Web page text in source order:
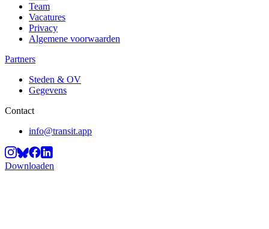
Team
Vacatures
Privacy
Algemene voorwaarden
Partners
Steden & OV
Gegevens
Contact
info@transit.app
Downloaden